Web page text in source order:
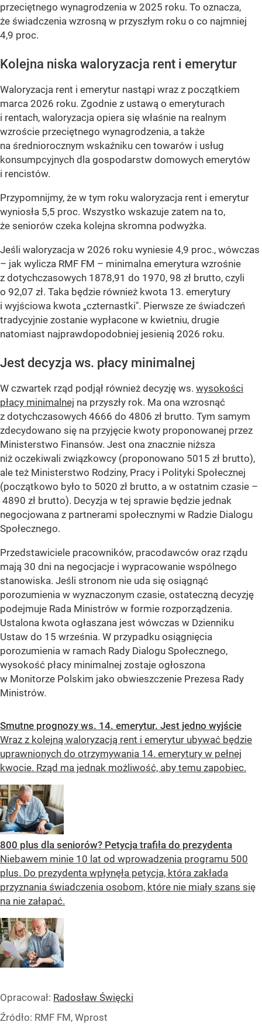
przeciętnego wynagrodzenia w 2025 roku. To oznacza,
że świadczenia wzrosną w przyszłym roku o co najmniej
4,9 proc.
Kolejna niska waloryzacja rent i emerytur
Waloryzacja rent i emerytur nastąpi wraz z początkiem
marca 2026 roku. Zgodnie z ustawą o emeryturach
i rentach, waloryzacja opiera się właśnie na realnym
wzroście przeciętnego wynagrodzenia, a także
na średniorocznym wskaźniku cen towarów i usług
konsumpcyjnych dla gospodarstw domowych emerytów
i rencistów.
Przypomnijmy, że w tym roku waloryzacja rent i emerytur
wyniosła 5,5 proc. Wszystko wskazuje zatem na to,
że seniorów czeka kolejna skromna podwyżka.
Jeśli waloryzacja w 2026 roku wyniesie 4,9 proc., wówczas
– jak wylicza RMF FM – minimalna emerytura wzrośnie
z dotychczasowych 1878,91 do 1970, 98 zł brutto, czyli
o 92,07 zł. Taka będzie również kwota 13. emerytury
i wyjściowa kwota „czternastki". Pierwsze ze świadczeń
tradycyjnie zostanie wypłacone w kwietniu, drugie
natomiast najprawdopodobniej jesienią 2026 roku.
Jest decyzja ws. płacy minimalnej
W czwartek rząd podjął również decyzję ws. wysokości
płacy minimalnej na przyszły rok. Ma ona wzrosnąć
z dotychczasowych 4666 do 4806 zł brutto. Tym samym
zdecydowano się na przyjęcie kwoty proponowanej przez
Ministerstwo Finansów. Jest ona znacznie niższa
niż oczekiwali związkowcy (proponowano 5015 zł brutto),
ale też Ministerstwo Rodziny, Pracy i Polityki Społecznej
(początkowo było to 5020 zł brutto, a w ostatnim czasie –
4890 zł brutto). Decyzja w tej sprawie będzie jednak
negocjowana z partnerami społecznymi w Radzie Dialogu
Społecznego.
Przedstawiciele pracowników, pracodawców oraz rządu
mają 30 dni na negocjacje i wypracowanie wspólnego
stanowiska. Jeśli stronom nie uda się osiągnąć
porozumienia w wyznaczonym czasie, ostateczną decyzję
podejmuje Rada Ministrów w formie rozporządzenia.
Ustalona kwota ogłaszana jest wówczas w Dzienniku
Ustaw do 15 września. W przypadku osiągnięcia
porozumienia w ramach Rady Dialogu Społecznego,
wysokość płacy minimalnej zostaje ogłoszona
w Monitorze Polskim jako obwieszczenie Prezesa Rady
Ministrów.
Smutne prognozy ws. 14. emerytur. Jest jedno wyjście
Wraz z kolejną waloryzacją rent i emerytur ubywać będzie
uprawnionych do otrzymywania 14. emerytury w pełnej
kwocie. Rząd ma jednak możliwość, aby temu zapobiec.
800 plus dla seniorów? Petycja trafiła do prezydenta
Niebawem minie 10 lat od wprowadzenia programu 500
plus. Do prezydenta wpłynęła petycja, która zakłada
przyznania świadczenia osobom, które nie miały szans się
na nie załapać.
Opracował: Radosław Święcki
Źródło: RMF FM, Wprost